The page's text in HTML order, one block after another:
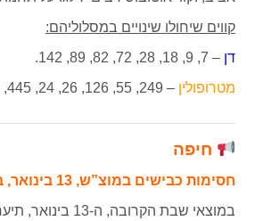
קווים שיחולו שינויים במסלוליהם:
דן – 7, 9, 18, 28, 72, 82, 89, 142.
מטרופולין – 249, 55, 126, 26, 24, 445, 36, 56.
חיפה
חסימות כבישים במוצ”ש, 13 בינואר, בעקבות הפגנה:
במוצאי שבת הקרובה,